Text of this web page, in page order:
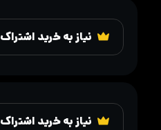
نیاز به خرید اشتراک
نیاز به خرید اشتراک